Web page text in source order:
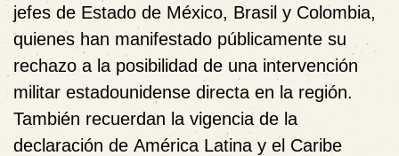
jefes de Estado de México, Brasil y Colombia,
quienes han manifestado públicamente su
rechazo a la posibilidad de una intervención
militar estadounidense directa en la región.
También recuerdan la vigencia de la
declaración de América Latina y el Caribe